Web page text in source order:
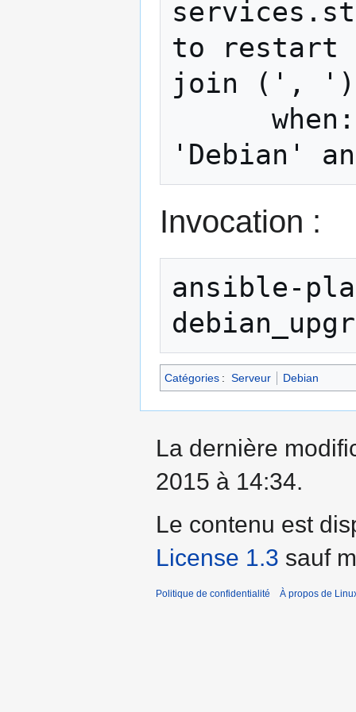
to restart
join (',
Invocation :
ansible-
Catégories : Serveur Debian
La dernière
2015 à 14:34.
Le contenu est
License 1.3 sauf
Politique de confidentialité À propos de